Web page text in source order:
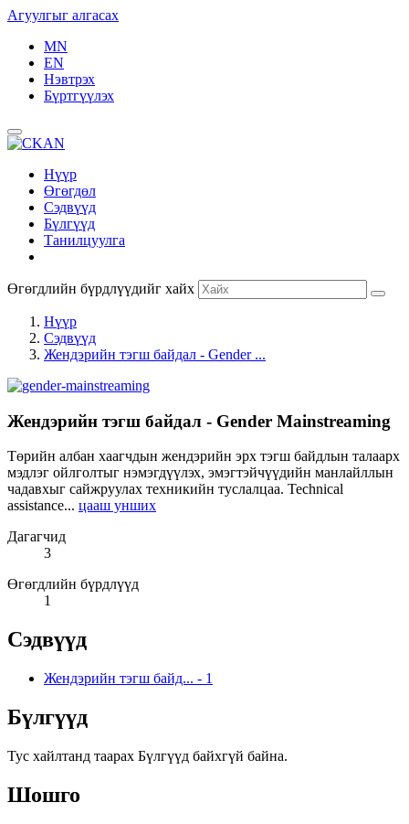
Агуулгыг алгасах
MN
EN
Нэвтрэх
Бүртгүүлэх
Нүүр
Өгөгдөл
Сэдвүүд
Бүлгүүд
Танилцуулга
Өгөгдлийн бүрдлүүдийг хайх
Нүүр
Сэдвүүд
Жендэрийн тэгш байдал - Gender ...
Жендэрийн тэгш байдал - Gender Mainstreaming
Төрийн албан хаагчдын жендэрийн эрх тэгш байдлын талаарх
мэдлэг ойлголтыг нэмэгдүүлэх, эмэгтэйчүүдийн манлайллын
чадавхыг сайжруулах техникийн туслалцаа. Technical
assistance... цааш унших
Дагагчид
3
Өгөгдлийн бүрдлүүд
1
Сэдвүүд
Жендэрийн тэгш байд... - 1
Бүлгүүд
Тус хайлтанд таарах Бүлгүүд байхгүй байна.
Шошго